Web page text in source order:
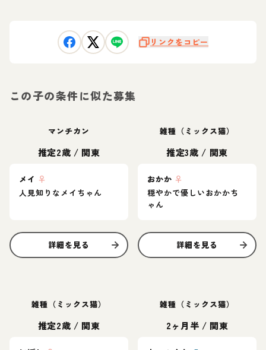
リンクをコピー
この子の条件に似た募集
マンチカン
推定2歳 / 関東
メイ ♀
人見知りなメイちゃん
詳細を見る
雑種（ミックス猫）
推定3歳 / 関東
おかか ♀
穏やかで優しいおかかち
ゃん
詳細を見る
雑種（ミックス猫）
推定2歳 / 関東
雑種（ミックス猫）
2ヶ月半 / 関東